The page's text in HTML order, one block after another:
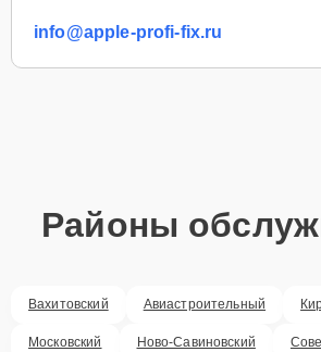
info@apple-profi-fix.ru
Районы
Вахитовский Авиастроительный
Московский Ново-Савиновский